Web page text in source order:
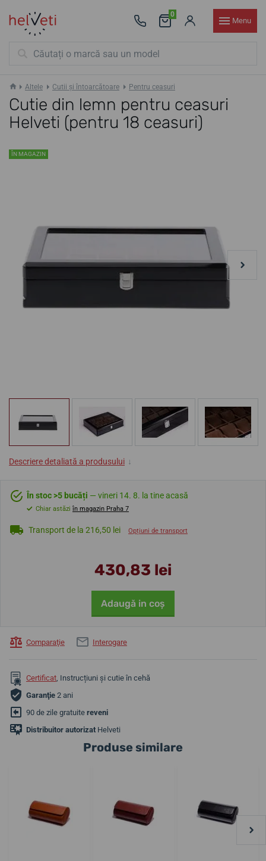
0
Menu
Altele Cutii și întoarcătoare Pentru ceasuri
Cutie din lemn pentru ceasuri
Helveti (pentru 18 ceasuri)
ÎN MAGAZIN
Descriere detaliată a produsului ↓
În stoc >5 bucăți — vineri 14. 8. la tine acasă
Chiar astăzi în magazin Praha 7
Transport de la 216,50 lei Opțiuni de transport
430,83 lei
Adaugă in coş
Comparaţie Interogare
Certificat, Instrucțiuni și cutie în cehă
Garanţie 2 ani
90 de zile gratuite reveni
Distribuitor autorizat Helveti
Produse similare